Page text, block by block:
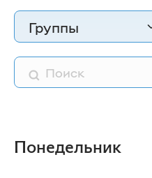
Группы
Понедельник